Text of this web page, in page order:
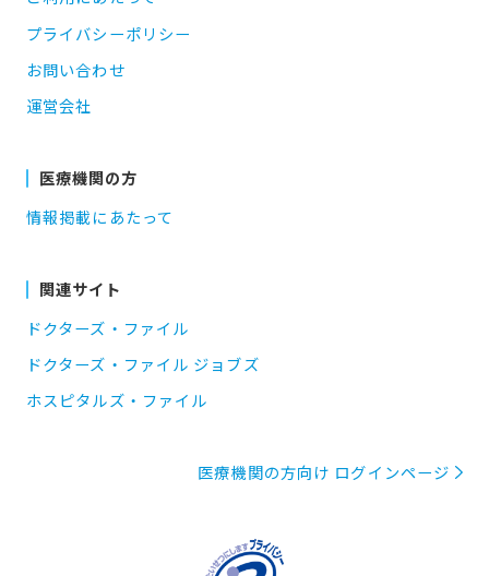
プライバシーポリシー
お問い合わせ
運営会社
医療機関の方
情報掲載にあたって
関連サイト
ドクターズ・ファイル
ドクターズ・ファイル ジョブズ
ホスピタルズ・ファイル
医療機関の方向け ログインページ